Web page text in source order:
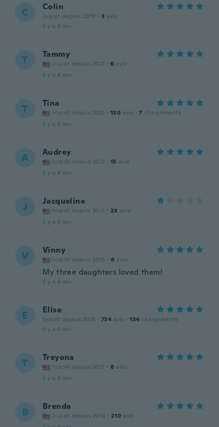
C Colin
Inscrit depuis 2019 · 3 avis
il y a 4 ans
T Tammy
Inscrit depuis 2021 · 6 avis
il y a 4 ans
T Tina
Inscrit depuis 2021 · 130 avis · 7 chargements
il y a 4 ans
A Audrey
Inscrit depuis 2021 · 15 avis
il y a 4 ans
J Jacqueline
Inscrit depuis 2021 · 23 avis
il y a 4 ans
V Vinny
Inscrit depuis 2015 · 6 avis
My three daughters loved them!
il y a 4 ans
E Elise
Inscrit depuis 2018 · 734 avis · 134 chargements
il y a 4 ans
T Treyona
Inscrit depuis 2017 · 8 avis
il y a 4 ans
B Brenda
Inscrit depuis 2016 · 210 avis